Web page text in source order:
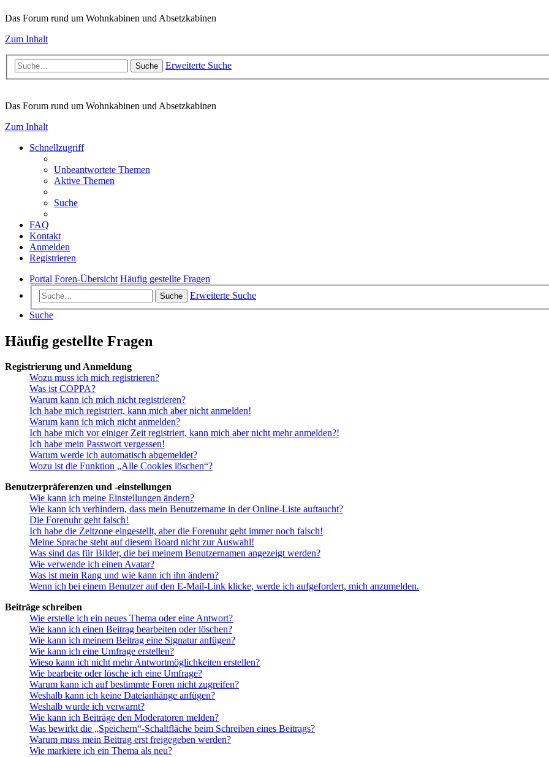
Das Forum rund um Wohnkabinen und Absetzkabinen
Zum Inhalt
Suche Erweiterte Suche
Das Forum rund um Wohnkabinen und Absetzkabinen
Zum Inhalt
Schnellzugriff
Unbeantwortete Themen
Aktive Themen
Suche
FAQ
Kontakt
Anmelden
Registrieren
Portal Foren-Übersicht Häufig gestellte Fragen
Suche
Erweiterte Suche
Suche
Häufig gestellte Fragen
Registrierung und Anmeldung
Wozu muss ich mich registrieren?
Was ist COPPA?
Warum kann ich mich nicht registrieren?
Ich habe mich registriert, kann mich aber nicht anmelden!
Warum kann ich mich nicht anmelden?
Ich habe mich vor einiger Zeit registriert, kann mich aber nicht mehr anmelden?!
Ich habe mein Passwort vergessen!
Warum werde ich automatisch abgemeldet?
Wozu ist die Funktion „Alle Cookies löschen“?
Benutzerpräferenzen und -einstellungen
Wie kann ich meine Einstellungen ändern?
Wie kann ich verhindern, dass mein Benutzername in der Online-Liste auftaucht?
Die Forenuhr geht falsch!
Ich habe die Zeitzone eingestellt, aber die Forenuhr geht immer noch falsch!
Meine Sprache steht auf diesem Board nicht zur Auswahl!
Was sind das für Bilder, die bei meinem Benutzernamen angezeigt werden?
Wie verwende ich einen Avatar?
Was ist mein Rang und wie kann ich ihn ändern?
Wenn ich bei einem Benutzer auf den E-Mail-Link klicke, werde ich aufgefordert, mich anzumelden.
Beiträge schreiben
Wie erstelle ich ein neues Thema oder eine Antwort?
Wie kann ich einen Beitrag bearbeiten oder löschen?
Wie kann ich meinem Beitrag eine Signatur anfügen?
Wie kann ich eine Umfrage erstellen?
Wieso kann ich nicht mehr Antwortmöglichkeiten erstellen?
Wie bearbeite oder lösche ich eine Umfrage?
Warum kann ich auf bestimmte Foren nicht zugreifen?
Weshalb kann ich keine Dateianhänge anfügen?
Weshalb wurde ich verwarnt?
Wie kann ich Beiträge den Moderatoren melden?
Was bewirkt die „Speichern“-Schaltfläche beim Schreiben eines Beitrags?
Warum muss mein Beitrag erst freigegeben werden?
Wie markiere ich ein Thema als neu?